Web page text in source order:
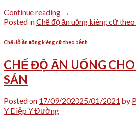
Continue reading →
Posted inChế độ ăn uống kiêng cữ
Chế độ ăn uống kiêng cữ theo bệnh
CHẾ ĐỘ ĂN UỐNG
SÁN
Posted on 17/09/202025/01/2021 by
Y Diệp Y Đường